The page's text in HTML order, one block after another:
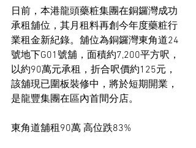
日前，本港龍頭藥粧集團在銅鑼灣成功
承租舖位，其月租料再創今年度藥粧行
業租金新紀錄。舖位為銅鑼灣東角道24
號地下G01號舖，面積約7,200平方呎，
以約90萬元承租，折合呎價約125元，
該舖現已圍板裝修中，將於短期開業，
是龍豐集團在區內首間分店。
東角道舖租90萬 高位跌83%